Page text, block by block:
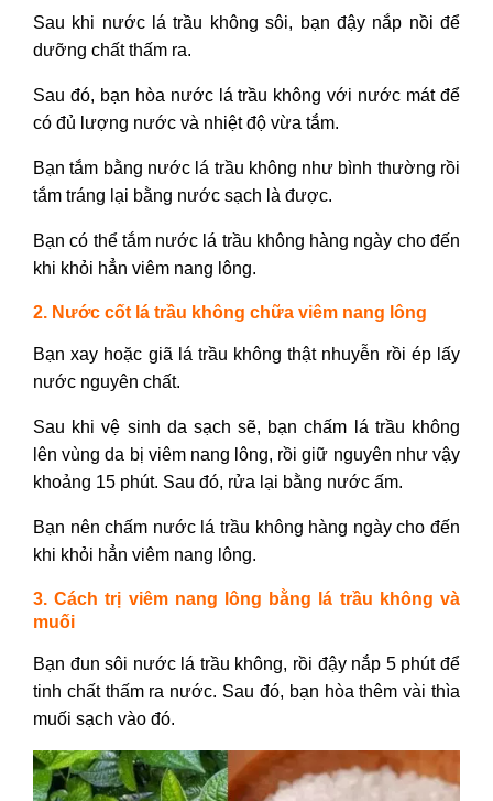
Sau khi nước lá trầu không sôi, bạn đậy nắp nồi để
dưỡng chất thấm ra.
Sau đó, bạn hòa nước lá trầu không với nước mát để
có đủ lượng nước và nhiệt độ vừa tắm.
Bạn tắm bằng nước lá trầu không như bình thường rồi
tắm tráng lại bằng nước sạch là được.
Bạn có thể tắm nước lá trầu không hàng ngày cho đến
khi khỏi hẳn viêm nang lông.
2. Nước cốt lá trầu không chữa viêm nang lông
Bạn xay hoặc giã lá trầu không thật nhuyễn rồi ép lấy
nước nguyên chất.
Sau khi vệ sinh da sạch sẽ, bạn chấm lá trầu không
lên vùng da bị viêm nang lông, rồi giữ nguyên như vậy
khoảng 15 phút. Sau đó, rửa lại bằng nước ấm.
Bạn nên chấm nước lá trầu không hàng ngày cho đến
khi khỏi hẳn viêm nang lông.
3. Cách trị viêm nang lông bằng lá trầu không và
muối
Bạn đun sôi nước lá trầu không, rồi đậy nắp 5 phút để
tinh chất thấm ra nước. Sau đó, bạn hòa thêm vài thìa
muối sạch vào đó.